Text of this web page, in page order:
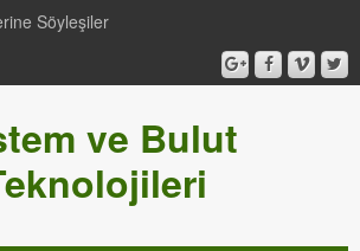
Söyleşiler
ve Bulut